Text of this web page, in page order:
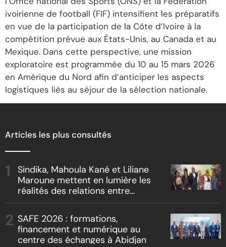
ivoirienne de football (FIF) intensifient les préparatifs
en vue de la participation de la Côte d’Ivoire à la
compétition prévue aux États-Unis, au Canada et au
Mexique. Dans cette perspective, une mission
exploratoire est programmée du 10 au 15 mars 2026
en Amérique du Nord afin d’anticiper les aspects
logistiques liés au séjour de la sélection nationale.
Articles les plus consultés
Sindika, Mahoula Kané et Liliane
Maroune mettent en lumière les
réalités des relations entre
« Boss vs Boss »
SAFE 2026 : formations,
financement et numérique au
centre des échanges à Abidjan